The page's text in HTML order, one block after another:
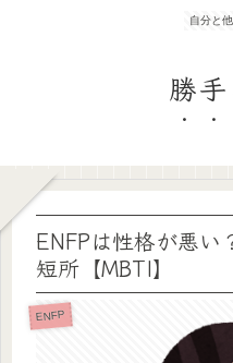
自分と
勝
ENFPは性格が悪い
短所【MBTI】
ENFP